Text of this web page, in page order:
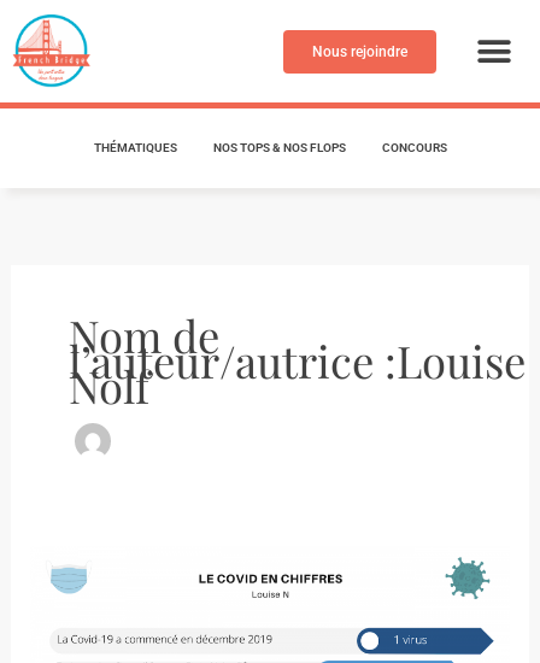
Aller
au
contenu
Nous rejoindre
THÉMATIQUES NOS TOPS & NOS FLOPS CONCOURS
Nom de
l’auteur/autrice :Louise
Nolf
COVID
chiffres